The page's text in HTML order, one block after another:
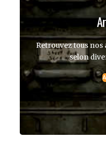
Retrouvez tous nos
selon